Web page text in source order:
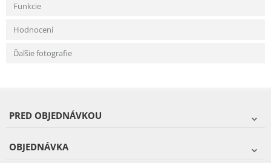
Funkcie
Hodnocení
Ďaľšie fotografie
PRED OBJEDNÁVKOU
OBJEDNÁVKA